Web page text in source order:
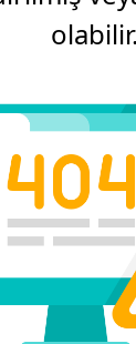
olabilir.